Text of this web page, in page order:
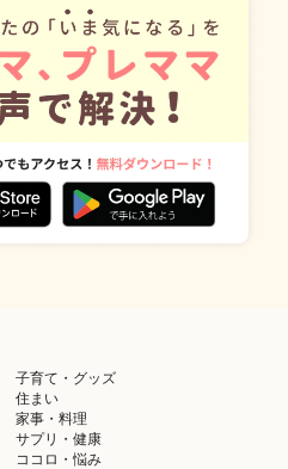
子育て・グッズ
住まい
家事・料理
サプリ・健康
ココロ・悩み